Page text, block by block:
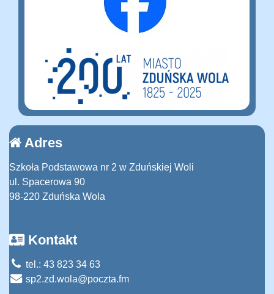
Adres
Szkoła Podstawowa nr 2 w Zduńskiej Woli
ul. Spacerowa 90
98-220 Zduńska Wola
Kontakt
tel.: 43 823 34 63
sp2.zd.wola@poczta.fm